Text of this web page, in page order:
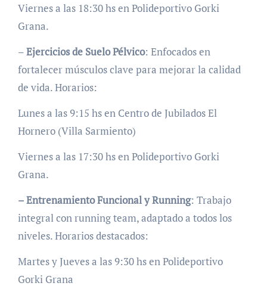
Viernes a las 18:30 hs en Polideportivo Gorki
Grana.
–Ejercicios de Suelo Pélvico: Enfocados en
fortalecer músculos clave para mejorar la calidad
de vida. Horarios:
Lunes a las 9:15 hs en Centro de Jubilados El
Hornero (Villa Sarmiento)
Viernes a las 17:30 hs en Polideportivo Gorki
Grana.
– Entrenamiento Funcional y Running: Trabajo
integral con running team, adaptado a todos los
niveles. Horarios destacados:
Martes y Jueves a las 9:30 hs en Polideportivo
Gorki Grana